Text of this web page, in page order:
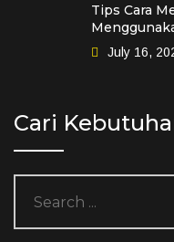
Tips Cara
July 16,
Cari